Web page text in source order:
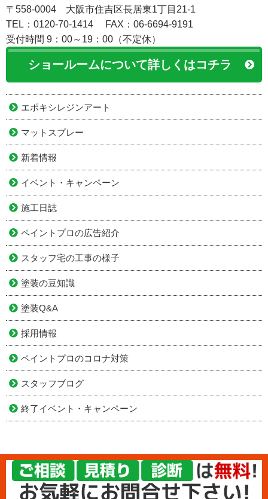
〒558-0004 大阪市住吉区長居東1丁目21-1
TEL：0120-70-1414
FAX：06-6694-9191
受付時間 9：00～19：00（不定休）
ショールームについて詳しくはコチラ
エポキシレジンアート
マットスプレー
新着情報
イベント・キャンペーン
施工日誌
ペイントプロの広告紹介
スタッフ宅の工事の様子
塗装の豆知識
塗装Q&A
採用情報
ペイントプロのコロナ対策
スタッフブログ
終了イベント・キャンペーン